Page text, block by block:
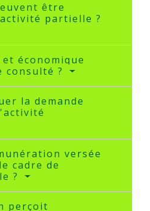
être
partielle ?
économique
consulté ?
la demande
versée
cadre de
?
perçoit